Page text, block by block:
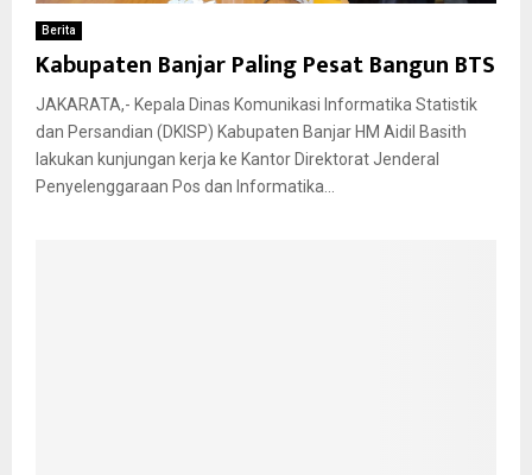
Berita
Kabupaten Banjar Paling Pesat Bangun BTS
JAKARATA,- Kepala Dinas Komunikasi Informatika Statistik
dan Persandian (DKISP) Kabupaten Banjar HM Aidil Basith
lakukan kunjungan kerja ke Kantor Direktorat Jenderal
Penyelenggaraan Pos dan Informatika...